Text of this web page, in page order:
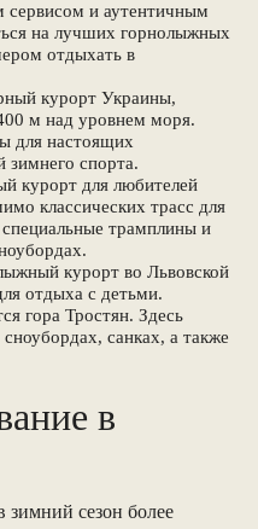
сервисом и аутентичным
на лучших горнолыжных
отдыхать в
курорт Украины,
м над уровнем моря.
для настоящих
зимнего спорта.
курорт для любителей
классических трасс для
трамплины и
курорт во Львовской
отдыха с детьми.
гора Тростян. Здесь
санках, а также
в
зимний сезон более